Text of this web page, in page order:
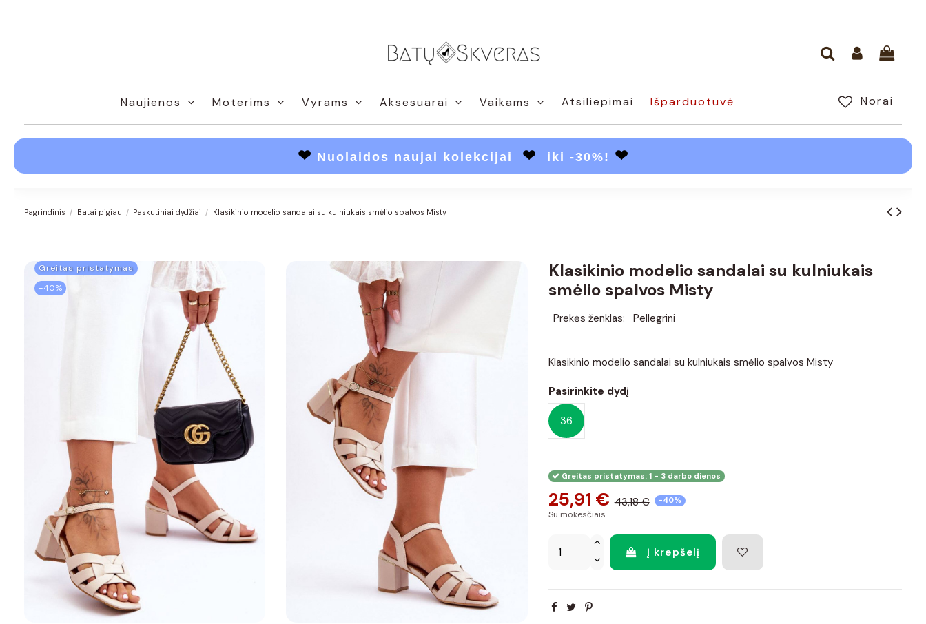
Naujienos Moterims Vyrams Aksesuarai Vaikams Atsiliepimai Norai
Išparduotuvė
❤ Nuolaidos naujai kolekcijai ❤ iki -30%! ❤
Pagrindinis Batai pigiau Paskutiniai dydžiai Klasikinio modelio sandalai su kulniukais smėlio spalvos Misty
Greitas pristatymas
−40%
Klasikinio modelio sandalai su kulniukais
smėlio spalvos Misty
Prekės ženklas: Pellegrini
Klasikinio modelio sandalai su kulniukais smėlio spalvos Misty
Pasirinkite dydį
36
Greitas pristatymas: 1 - 3 darbo dienos
25,91 € 43,18 € -40%
Su mokesčiais
Į krepšelį